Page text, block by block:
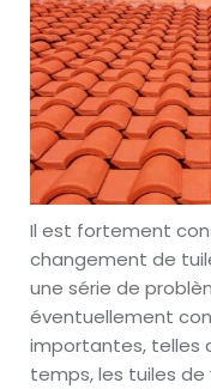
Il est fortement
changement de
une série de
éventuellement
importantes, telles
temps, les tuiles